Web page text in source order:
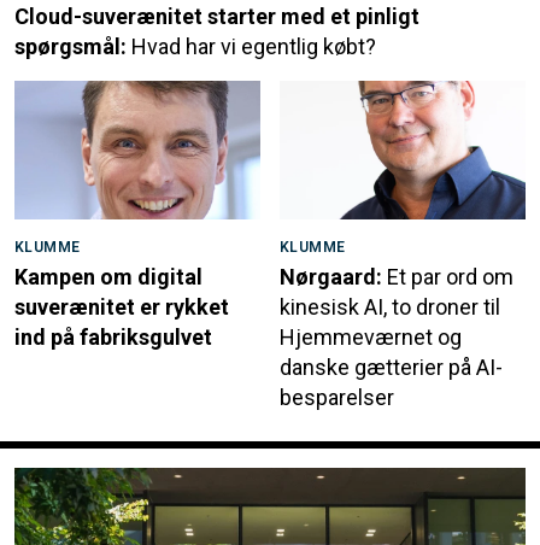
Cloud-suverænitet starter med et pinligt
spørgsmål: Hvad har vi egentlig købt?
KLUMME
Kampen om digital
suverænitet er rykket
ind på fabriksgulvet
KLUMME
Nørgaard: Et par ord om
kinesisk AI, to droner til
Hjemmeværnet og
danske gætterier på AI-
besparelser